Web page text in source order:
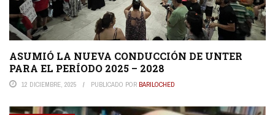
ASUMIÓ LA NUEVA CONDUCCIÓN DE UNTER
PARA EL PERÍODO 2025 – 2028
12 DICIEMBRE, 2025 PUBLICADO POR BARILOCHED